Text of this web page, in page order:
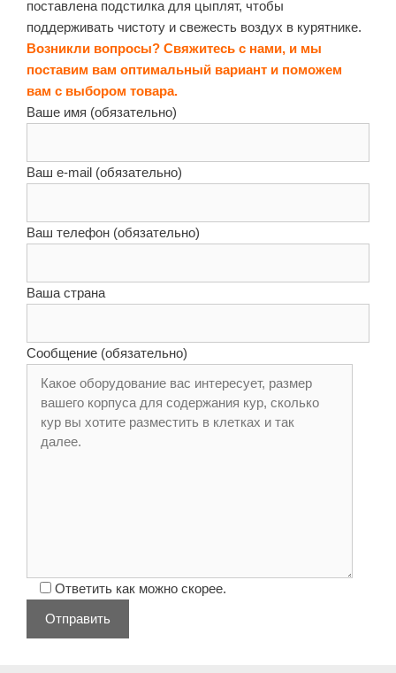
поставлена подстилка для цыплят, чтобы
поддерживать чистоту и свежесть воздух в курятнике.
Возникли вопросы? Свяжитесь с нами, и мы
поставим вам оптимальный вариант и поможем
вам с выбором товара.
Ваше имя (обязательно)
Ваш e-mail (обязательно)
Ваш телефон (обязательно)
Ваша страна
Сообщение (обязательно)
Ответить как можно скорее.